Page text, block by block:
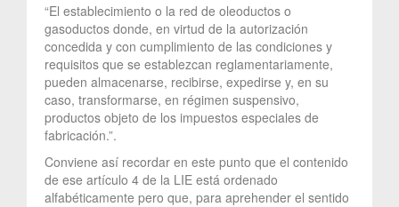
“El establecimiento o la red de oleoductos o
gasoductos donde, en virtud de la autorización
concedida y con cumplimiento de las condiciones y
requisitos que se establezcan reglamentariamente,
pueden almacenarse, recibirse, expedirse y, en su
caso, transformarse, en régimen suspensivo,
productos objeto de los impuestos especiales de
fabricación.”.
Conviene así recordar en este punto que el contenido
de ese artículo 4 de la LIE está ordenado
alfabéticamente pero que, para aprehender el sentido